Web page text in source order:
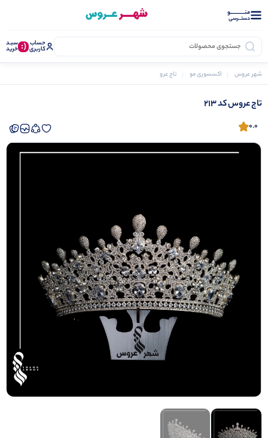
منــــــــــــو
دستــرسی
حساب
کاربری (: سبـد
خرید
شهر عروس اکسسوری مو تاج عروس
تاج عروس کد 213
0.0